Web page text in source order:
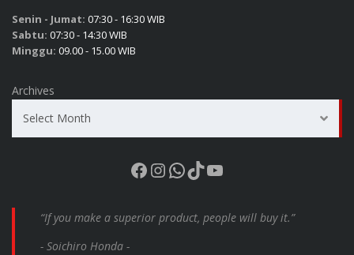
Senin - Jumat: 07:30 - 16:30 WIB
Sabtu: 07:30 - 14:30 WIB
Minggu: 09.00 - 15.00 WIB
Archives
Select Month
Facebook
Instagram
WhatsApp
TikTok
YouTube
“If you make a superior product, people will buy it.”
- Soichiro Honda -